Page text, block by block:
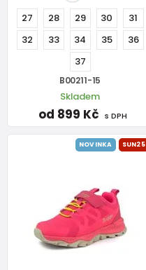
27 28 29 30
31
32
33 34 35
36
37
B00211-15
Skladem
od 899 Kč s DPH
NOVINKA SUN25